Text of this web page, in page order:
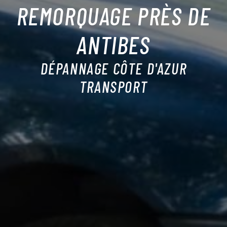
REMORQUAGE PRÈS DE
ANTIBES
DÉPANNAGE CÔTE D'AZUR
TRANSPORT